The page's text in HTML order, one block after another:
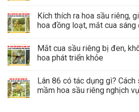
Kích thích ra hoa sầu riêng,
hoa đồng loạt, mắt cua sáng
Mắt cua sầu riêng bị đen,
hoa phát triển khỏe
Lân 86 có tác dụng gì?
mầm hoa sầu riêng nghịch vụ